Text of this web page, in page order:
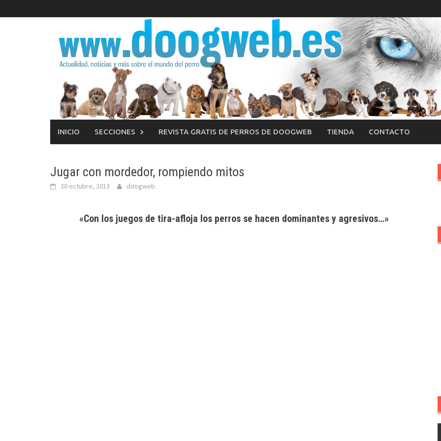
al
INICIO SECCIONES REVISTA GRATIS DE PERROS DE DOOGWEB TIENDA CONTACTO
Jugar con mordedor, rompiendo mitos
30 octubre, 2013 doogweb
«Con los juegos de tira-afloja los perros se hacen dominantes y agresivos…»